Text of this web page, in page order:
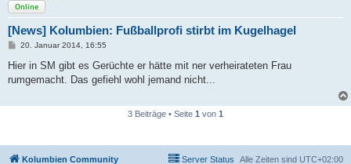
Online
[News] Kolumbien: Fußballprofi stirbt im Kugelhagel
B
i
r
20. Januar 2014, 16:55
Hier in SM gibt es Gerüchte er hätte mit ner verheirateten Frau
rumgemacht. Das gefiehl wohl jemand nicht...
3 Beiträge • Seite 1 von 1
Kolumbien Community Alle Zeiten sind UTC+02:00
Server Status